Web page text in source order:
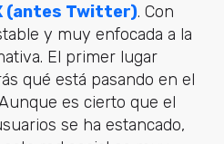
(antes Twitter). Con
y muy enfocada a la
El primer lugar
qué está pasando en el
es cierto que el
se ha estancado,